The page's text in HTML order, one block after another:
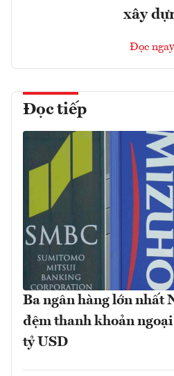
xây
Đọc ngay
Đọc tiếp
Ba ngân hàng lớn nhất
đệm thanh khoản
tỷ USD